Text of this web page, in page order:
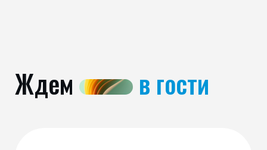
Ждем в гости